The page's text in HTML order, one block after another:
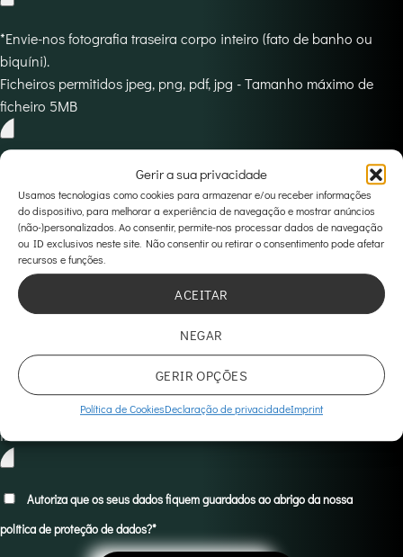
Gerir a sua privacidade
Usamos tecnologias como cookies para armazenar e/ou receber informações
do dispositivo, para melhorar a experiência de navegação e mostrar anúncios
(não-)personalizados. Ao consentir, permite-nos processar dados de navegação
ou ID exclusivos neste site. Não consentir ou retirar o consentimento pode afetar
recursos e funções.
ACEITAR
NEGAR
GERIR OPÇÕES
Política de CookiesDeclaração de privacidadeImprint
*Envie-nos fotografia traseira corpo inteiro (fato de banho ou
biquíni).
Ficheiros permitidos jpeg, png, pdf, jpg - Tamanho máximo de
ficheiro 5MB
*Envie-nos fotografia de rosto a sorrir.
Ficheiros permitidos jpeg, png, pdf, jpg - Tamanho máximo de
ficheiro 5MB
*Envie-nos fotografia de dentes de boca aberta frontal.
Ficheiros permitidos jpeg, png, pdf, jpg - Tamanho máximo de
*Envie-nos fotografia de boca aberta área superior.
Ficheiros permitidos jpeg, png, pdf, jpg - Tamanho máximo de
ficheiro 5MB
Autoriza que os seus dados fiquem guardados ao abrigo da nossa
política de proteção de dados?*